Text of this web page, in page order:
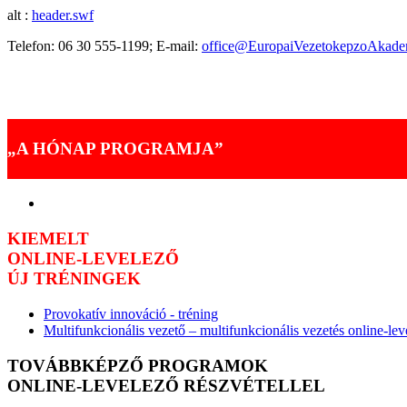
alt : header.swf
Telefon: 06 30 555-1199; E-mail:
„A HÓNAP PROGRAMJA”
KIEMELT
ONLINE-LEVELEZŐ
ÚJ TRÉNINGEK
Provokatív innováció - tréning
Multifunkcionális vezető – multifunkcionális vezetés online-
TOVÁBBKÉPZŐ PROGRAMOK
ONLINE-LEVELEZŐ RÉSZVÉTELLEL